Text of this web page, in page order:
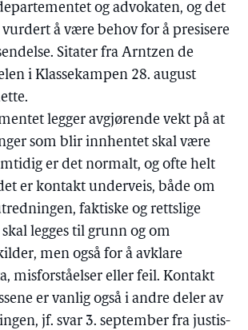
og advokaten, og det
å være behov for å presisere
Sitater fra Arntzen de
i Klassekampen 28. august
legger avgjørende vekt på at
som blir innhentet skal være
er det normalt, og ofte helt
er kontakt underveis, både om
faktiske og rettslige
legges til grunn og om
men også for å avklare
misforståelser eller feil. Kontakt
er vanlig også i andre deler av
jf. svar 3. september fra justis-